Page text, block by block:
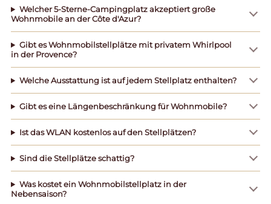
Welcher 5-Sterne-Campingplatz akzeptiert große
Wohnmobile an der Côte d'Azur?
Gibt es Wohnmobilstellplätze mit privatem Whirlpool
in der Provence?
Welche Ausstattung ist auf jedem Stellplatz enthalten?
Gibt es eine Längenbeschränkung für Wohnmobile?
Ist das WLAN kostenlos auf den Stellplätzen?
Sind die Stellplätze schattig?
Was kostet ein Wohnmobilstellplatz in der
Nebensaison?